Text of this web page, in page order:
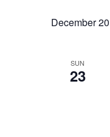
Keyword.
December
SUN
23